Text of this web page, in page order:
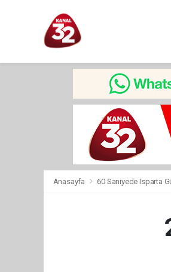
Anasayfa 60 Saniyede Isparta